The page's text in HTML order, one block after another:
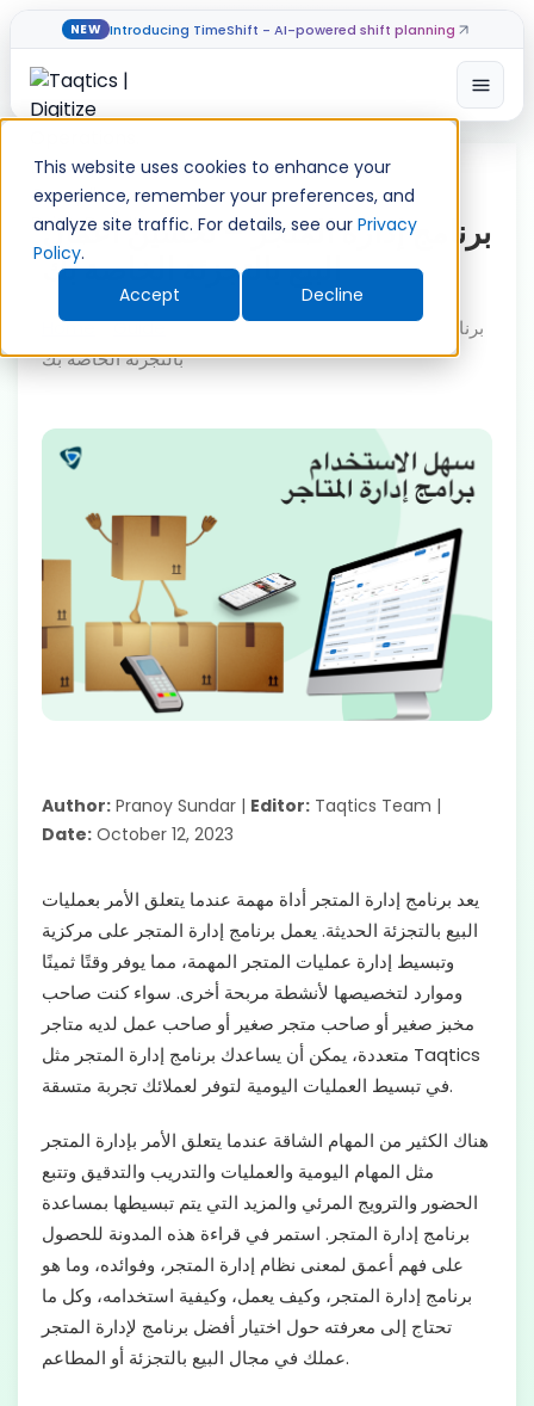
This website uses cookies to enhance your
experience, remember your preferences, and
analyze site traffic. For details, see our Privacy
Policy.
Accept
Decline
NEW Introducing TimeShift - AI-powered shift planning
Skip
content
برنامج إدارة المتجر – تحسين أعمال
البيع بالتجزئة الخاصة بك
Home»Guide»برنامج إدارة المتجر – تحسين أعمال البيع
بالتجزئة الخاصة بك
Author: Pranoy Sundar | Editor: Taqtics Team |
Date: October 12, 2023
يعد برنامج إدارة المتجر أداة مهمة عندما يتعلق الأمر بعمليات
البيع بالتجزئة الحديثة. يعمل برنامج إدارة المتجر على مركزية
وتبسيط إدارة عمليات المتجر المهمة، مما يوفر وقتًا ثمينًا
وموارد لتخصيصها لأنشطة مربحة أخرى. سواء كنت صاحب
مخبز صغير أو صاحب متجر صغير أو صاحب عمل لديه متاجر
متعددة، يمكن أن يساعدك برنامج إدارة المتجر مثل Taqtics
في تبسيط العمليات اليومية لتوفر لعملائك تجربة متسقة.
هناك الكثير من المهام الشاقة عندما يتعلق الأمر بإدارة المتجر
مثل المهام اليومية والعمليات والتدريب والتدقيق وتتبع
الحضور والترويج المرئي والمزيد التي يتم تبسيطها بمساعدة
برنامج إدارة المتجر. استمر في قراءة هذه المدونة للحصول
على فهم أعمق لمعنى نظام إدارة المتجر، وفوائده، وما هو
برنامج إدارة المتجر، وكيف يعمل، وكيفية استخدامه، وكل ما
تحتاج إلى معرفته حول اختيار أفضل برنامج لإدارة المتجر
عملك في مجال البيع بالتجزئة أو المطاعم.